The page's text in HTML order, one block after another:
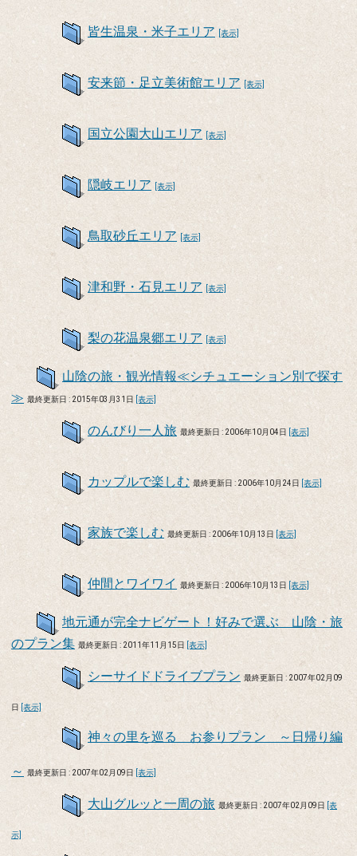
皆生温泉・米子エリア [表示]
安来節・足立美術館エリア [表示]
国立公園大山エリア [表示]
隠岐エリア [表示]
鳥取砂丘エリア [表示]
津和野・石見エリア [表示]
梨の花温泉郷エリア [表示]
山陰の旅・観光情報≪シチュエーション別で探す
≫ 最終更新日 : 2015年03月31日 [表示]
のんびり一人旅 最終更新日 : 2006年10月04日 [表示]
カップルで楽しむ 最終更新日 : 2006年10月24日 [表示]
家族で楽しむ 最終更新日 : 2006年10月13日 [表示]
仲間とワイワイ 最終更新日 : 2006年10月13日 [表示]
地元通が完全ナビゲート！好みで選ぶ 山陰・旅
のプラン集 最終更新日 : 2011年11月15日 [表示]
シーサイドドライブプラン 最終更新日 : 2007年02月09
日 [表示]
神々の里を巡る お参りプラン ～日帰り編
～ 最終更新日 : 2007年02月09日 [表示]
大山グルッと一周の旅 最終更新日 : 2007年02月09日 [表
示]